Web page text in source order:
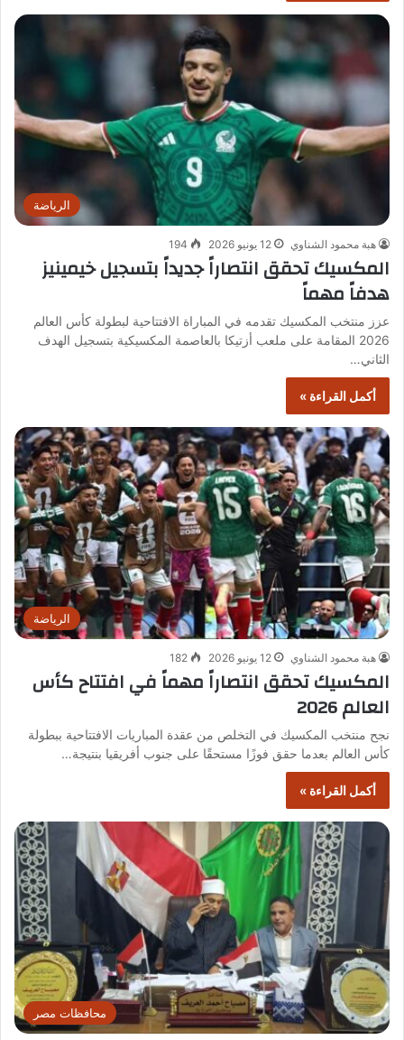
الرياضة
هبة محمود الشناوي 12 يونيو 2026 194
المكسيك تحقق انتصاراً جديداً بتسجيل خيمينيز
هدفاً مهماً
عزز منتخب المكسيك تقدمه في المباراة الافتتاحية لبطولة كأس العالم
2026 المقامة على ملعب أزتيكا بالعاصمة المكسيكية بتسجيل الهدف
الثاني…
أكمل القراءة »
الرياضة
هبة محمود الشناوي 12 يونيو 2026 182
المكسيك تحقق انتصاراً مهماً في افتتاح كأس
العالم 2026
نجح منتخب المكسيك في التخلص من عقدة المباريات الافتتاحية ببطولة
كأس العالم بعدما حقق فوزًا مستحقًا على جنوب أفريقيا بنتيجة…
أكمل القراءة »
محافظات مصر